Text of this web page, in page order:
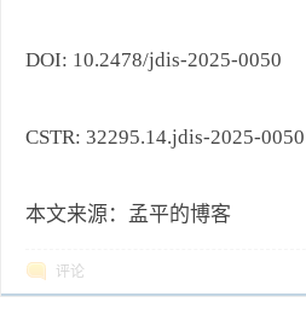
DOI: 10.2478/jdis-2025-0050
CSTR: 32295.14.jdis-2025-0050
本文来源：孟平的博客
评论